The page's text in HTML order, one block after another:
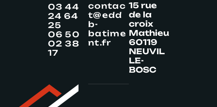
03 44
24 64
25
06 50
02 38
17
contac
t@edd
b-
batime
nt.fr
15 rue
de la
croix
Mathieu
60119
NEUVIL
LE-
BOSC